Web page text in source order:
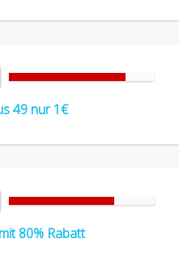
49 nur 1€
80% Rabatt